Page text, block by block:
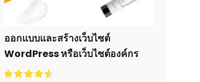
ออกแบบและสร้างเว็บไซต์
WordPress หรือเว็บไซต์องค์กร
พร้อมระบบอีคอมเมิร์ซครบวงจร